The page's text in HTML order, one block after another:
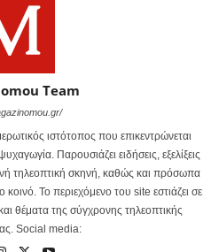
Team
ιστότοπος που επικεντρώνεται
Παρουσιάζει ειδήσεις, εξελίξεις
τηλεοπτική σκηνή, καθώς και πρόσωπα
Το περιεχόμενο του site εστιάζει σε
θέματα της σύγχρονης τηλεοπτικής
Social media: